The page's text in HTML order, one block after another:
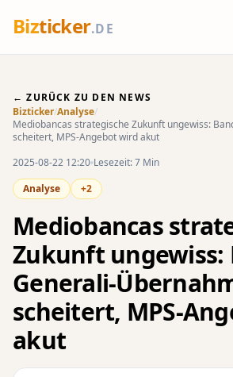
Bizticker.DE
← ZURÜCK ZU DEN NEWS
Bizticker/Analyse/
Mediobancas strategische Zukunft ungewiss:
scheitert, MPS-Angebot wird akut
2025-08-22 12:20 Lesezeit: 7 Min
Analyse
+2
Mediobancas
Zukunft ungewiss:
Generali-
scheitert, MPS-
akut